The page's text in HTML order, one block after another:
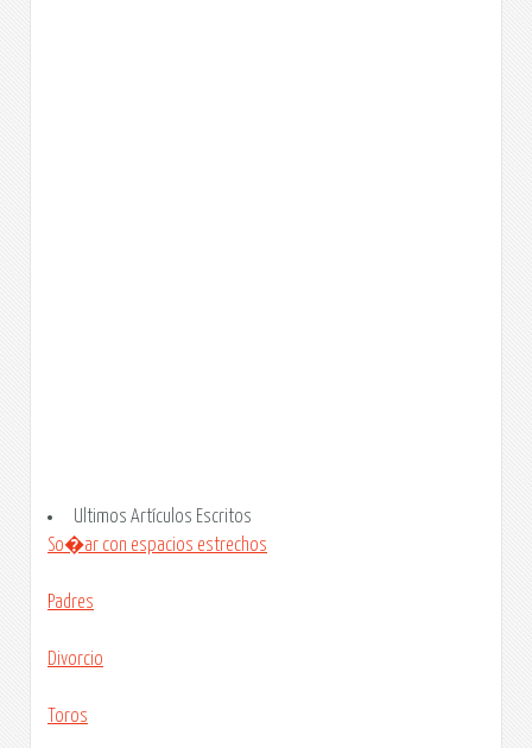
Ultimos Artículos Escritos
So�ar con espacios estrechos
Padres
Divorcio
Toros